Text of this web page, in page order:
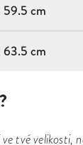
59.5 cm
63.5 cm
tvé velikosti,